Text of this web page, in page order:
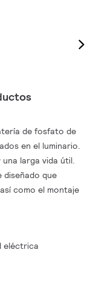
de fosfato de
en el luminario.
larga vida útil.
diseñado que
como el montaje
eléctrica